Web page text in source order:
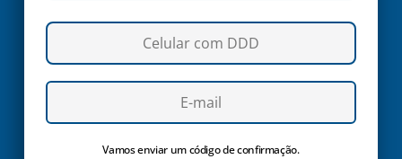
Vamos enviar um código de confirmação.